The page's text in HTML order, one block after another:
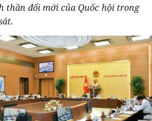
NGHỆ
thần đổi mới của Quốc hội trong